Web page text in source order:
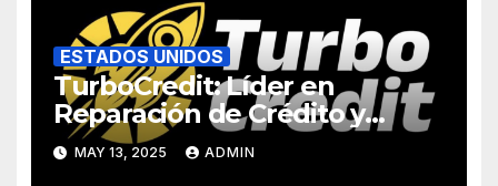
ESTADOS UNIDOS
TurboCredit: Líder en
Reparación de Crédito y
Apoyo a la Comunidad
Financiera
MAY 13, 2025 ADMIN